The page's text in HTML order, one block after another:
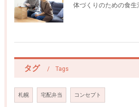
タグ Tags
札幌 宅配弁当 コンセプト